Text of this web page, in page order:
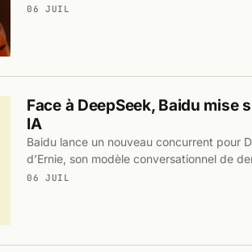
06 JUIL
Face à DeepSeek, Baidu mise
IA
Baidu lance un nouveau concurrent pour
d’Ernie, son modèle conversationnel de
06 JUIL